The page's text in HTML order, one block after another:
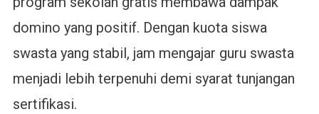
domino yang positif. Dengan kuota siswa
swasta yang stabil, jam mengajar guru swasta
menjadi lebih terpenuhi demi syarat tunjangan
sertifikasi.